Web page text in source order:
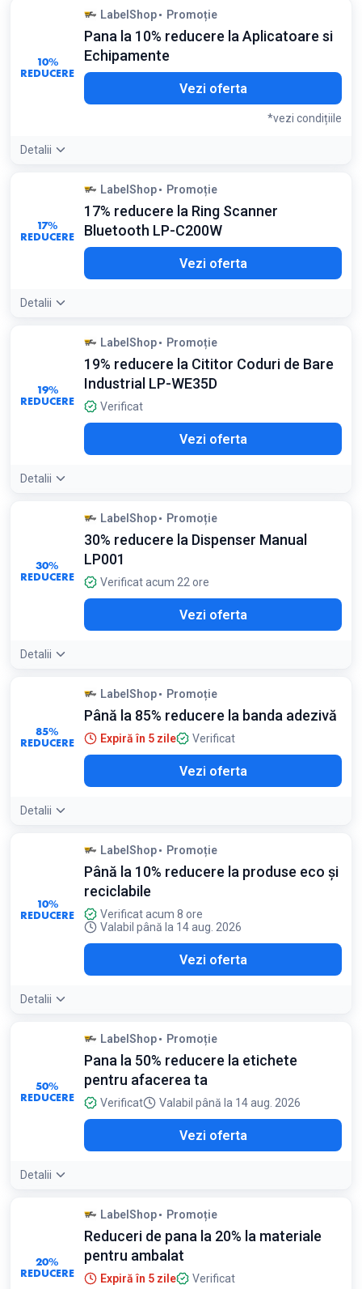
Detaliile ofertei:
Cutia contine 5 topuri de hartie de 80g;
alegand varianta reciclata sustineti mediul fara a
compromite calitatea imprimarii
Pret valabil pentru cutia de 5 topuri
10%
REDUCERE
LabelShop Promoție
Pana la 10% reducere la Aplicatoare si
Echipamente
Vezi oferta
*vezi condițiile
Detalii
Detaliile ofertei:
Verificati modelele LP-30 si LP-60 pentru o
aplicare rapida si precisa a etichetelor pe diverse suprafete
Reducerea se aplica la produsele selectate din categoria
Echipamente
17%
REDUCERE
LabelShop Promoție
17% reducere la Ring Scanner
Bluetooth LP-C200W
Vezi oferta
Detalii
Detaliile ofertei:
Scanerele tip inel permit lucrul cu ambele
maini libere, crescand productivitatea in operatiunile de
19%
REDUCERE
LabelShop Promoție
19% reducere la Cititor Coduri de Bare
Industrial LP-WE35D
Verificat
Vezi oferta
Detalii
Detaliile ofertei:
Acest model include suport de incarcare
(cradle) si este rezistent la apa, fiind recomandat pentru
medii de depozitare dificile
30%
REDUCERE
LabelShop Promoție
30% reducere la Dispenser Manual
LP001
Verificat acum 22 ore
Vezi oferta
Detalii
Detaliile ofertei:
Acest dispenser este ideal pentru etichete
HACCP; profitati de pretul redus pentru a organiza mai bine
bucataria sau depozitul
85%
REDUCERE
LabelShop Promoție
Până la 85% reducere la banda adezivă
Expiră în 5 zile Verificat
Vezi oferta
Detalii
10%
REDUCERE
LabelShop Promoție
Până la 10% reducere la produse eco și
reciclabile
Verificat acum 8 ore
Valabil până la 14 aug. 2026
Vezi oferta
Detalii
50%
REDUCERE
LabelShop Promoție
Pana la 50% reducere la etichete
pentru afacerea ta
Verificat Valabil până la 14 aug. 2026
Vezi oferta
Detalii
20%
REDUCERE
LabelShop Promoție
Reduceri de pana la 20% la materiale
pentru ambalat
Expiră în 5 zile Verificat